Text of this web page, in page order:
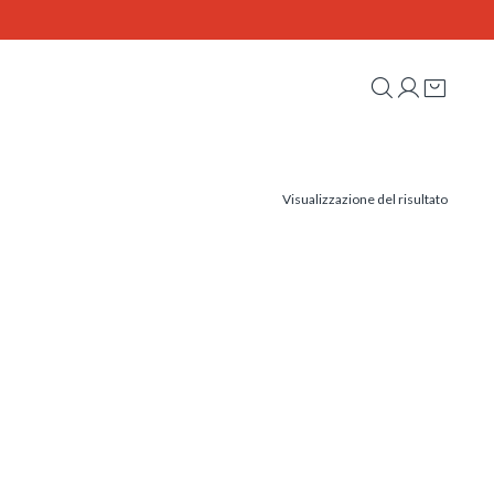
Visualizzazione del risultato